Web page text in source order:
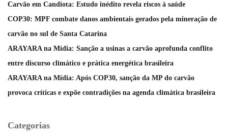
Carvão em Candiota: Estudo inédito revela riscos à saúde
COP30: MPF combate danos ambientais gerados pela mineração de
carvão no sul de Santa Catarina
ARAYARA na Mídia: Sanção a usinas a carvão aprofunda conflito
entre discurso climático e prática energética brasileira
ARAYARA na Mídia: Após COP30, sanção da MP do carvão
provoca críticas e expõe contradições na agenda climática brasileira
Categorias